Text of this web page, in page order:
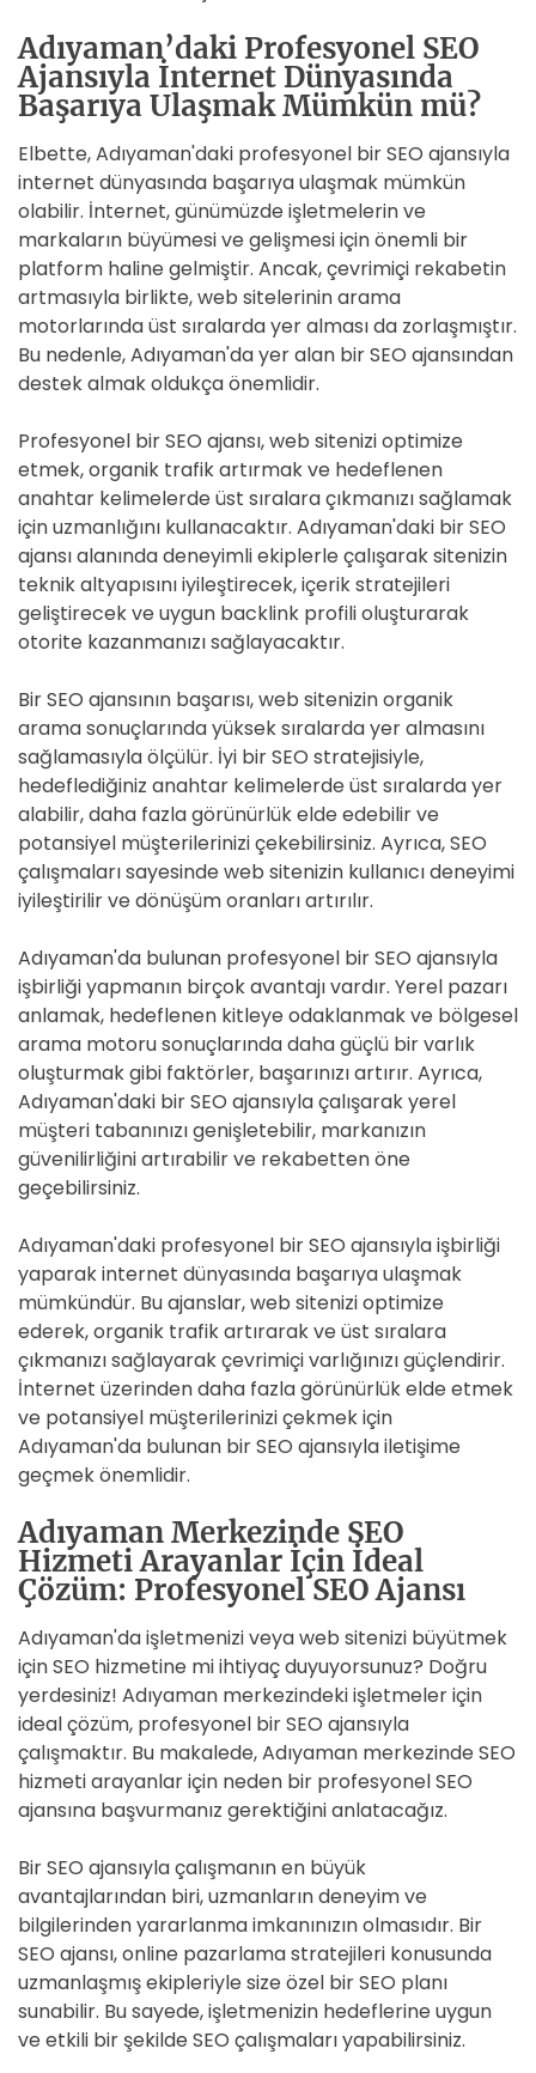
Adıyaman’daki Profesyonel SEO
Ajansıyla İnternet Dünyasında
Başarıya Ulaşmak Mümkün mü?
Elbette, Adıyaman'daki profesyonel bir SEO ajansıyla
internet dünyasında başarıya ulaşmak mümkün
olabilir. İnternet, günümüzde işletmelerin ve
markaların büyümesi ve gelişmesi için önemli bir
platform haline gelmiştir. Ancak, çevrimiçi rekabetin
artmasıyla birlikte, web sitelerinin arama
motorlarında üst sıralarda yer alması da zorlaşmıştır.
Bu nedenle, Adıyaman'da yer alan bir SEO ajansından
destek almak oldukça önemlidir.
Profesyonel bir SEO ajansı, web sitenizi optimize
etmek, organik trafik artırmak ve hedeflenen
anahtar kelimelerde üst sıralara çıkmanızı sağlamak
için uzmanlığını kullanacaktır. Adıyaman'daki bir SEO
ajansı alanında deneyimli ekiplerle çalışarak sitenizin
teknik altyapısını iyileştirecek, içerik stratejileri
geliştirecek ve uygun backlink profili oluşturarak
otorite kazanmanızı sağlayacaktır.
Bir SEO ajansının başarısı, web sitenizin organik
arama sonuçlarında yüksek sıralarda yer almasını
sağlamasıyla ölçülür. İyi bir SEO stratejisiyle,
hedeflediğiniz anahtar kelimelerde üst sıralarda yer
alabilir, daha fazla görünürlük elde edebilir ve
potansiyel müşterilerinizi çekebilirsiniz. Ayrıca, SEO
çalışmaları sayesinde web sitenizin kullanıcı deneyimi
iyileştirilir ve dönüşüm oranları artırılır.
Adıyaman'da bulunan profesyonel bir SEO ajansıyla
işbirliği yapmanın birçok avantajı vardır. Yerel pazarı
anlamak, hedeflenen kitleye odaklanmak ve bölgesel
arama motoru sonuçlarında daha güçlü bir varlık
oluşturmak gibi faktörler, başarınızı artırır. Ayrıca,
Adıyaman'daki bir SEO ajansıyla çalışarak yerel
müşteri tabanınızı genişletebilir, markanızın
güvenilirliğini artırabilir ve rekabetten öne
geçebilirsiniz.
Adıyaman'daki profesyonel bir SEO ajansıyla işbirliği
yaparak internet dünyasında başarıya ulaşmak
mümkündür. Bu ajanslar, web sitenizi optimize
ederek, organik trafik artırarak ve üst sıralara
çıkmanızı sağlayarak çevrimiçi varlığınızı güçlendirir.
İnternet üzerinden daha fazla görünürlük elde etmek
ve potansiyel müşterilerinizi çekmek için
Adıyaman'da bulunan bir SEO ajansıyla iletişime
geçmek önemlidir.
Adıyaman Merkezinde SEO
Hizmeti Arayanlar İçin İdeal
Çözüm: Profesyonel SEO Ajansı
Adıyaman'da işletmenizi veya web sitenizi büyütmek
için SEO hizmetine mi ihtiyaç duyuyorsunuz? Doğru
yerdesiniz! Adıyaman merkezindeki işletmeler için
ideal çözüm, profesyonel bir SEO ajansıyla
çalışmaktır. Bu makalede, Adıyaman merkezinde SEO
hizmeti arayanlar için neden bir profesyonel SEO
ajansına başvurmanız gerektiğini anlatacağız.
Bir SEO ajansıyla çalışmanın en büyük
avantajlarından biri, uzmanların deneyim ve
bilgilerinden yararlanma imkanınızın olmasıdır. Bir
SEO ajansı, online pazarlama stratejileri konusunda
uzmanlaşmış ekipleriyle size özel bir SEO planı
sunabilir. Bu sayede, işletmenizin hedeflerine uygun
ve etkili bir şekilde SEO çalışmaları yapabilirsiniz.